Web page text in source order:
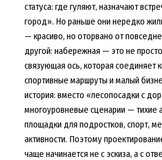
статуса: где гуляют, назначают
город». Но раньше они нередко
— красиво, но оторвано от
другой: набережная — это не
связующая ось, которая соединяет
спортивные маршруты и малый
история: вместо «лесопосадки с
многоуровневые сценарии — тихие
площадки для подростков, спорт,
активности. Поэтому
чаще начинается не с эскиза, а с